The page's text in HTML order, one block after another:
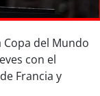
Copa del Mundo
con el
Francia y